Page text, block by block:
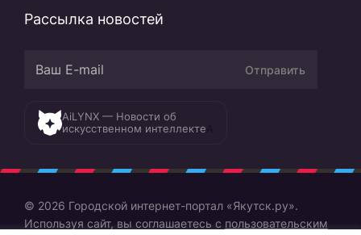
Рассылка новостей
Отправить
AiLYNX — Новости об
искусственном интеллекте
© 2026 Городской интернет-портал «Якутск.ру».
Используя сайт, вы соглашаетесь с пользовательским